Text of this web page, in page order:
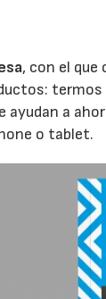
, con el que
ayudan a
o tablet.